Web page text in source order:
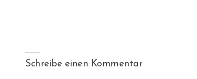
Schreibe einen Kommentar